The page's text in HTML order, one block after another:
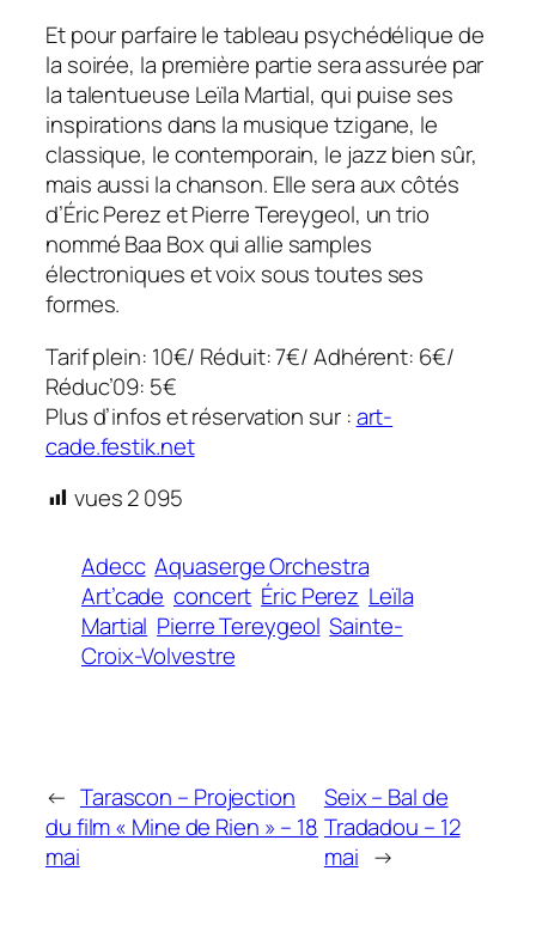
Et pour parfaire le tableau psychédélique de
la soirée, la première partie sera assurée par
la talentueuse Leïla Martial, qui puise ses
inspirations dans la musique tzigane, le
classique, le contemporain, le jazz bien sûr,
mais aussi la chanson. Elle sera aux côtés
d’Éric Perez et Pierre Tereygeol, un trio
nommé Baa Box qui allie samples
électroniques et voix sous toutes ses
formes.
Tarif plein: 10€/ Réduit: 7€/ Adhérent: 6€/
Réduc’09: 5€
Plus d’infos et réservation sur :art-
cade.festik.net
vues2 095
Adecc Aquaserge Orchestra
Art’cade concert Éric Perez Leïla
Martial Pierre Tereygeol Sainte-
Croix-Volvestre
← Tarascon – Projection
du film « Mine de Rien » – 18
mai
Seix – Bal de
Tradadou – 12
mai →